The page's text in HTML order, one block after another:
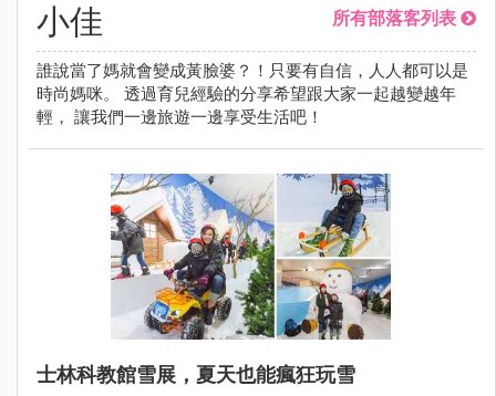
小佳 所有部落客列表
誰說當了媽就會變成黃臉婆？！只要有自信，人人都可以是
時尚媽咪。 透過育兒經驗的分享希望跟大家一起越變越年
輕， 讓我們一邊旅遊一邊享受生活吧！
士林科教館雪展，夏天也能瘋狂玩雪